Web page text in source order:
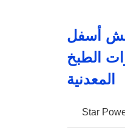
أسفل
الطبخ
المعدنية
Star